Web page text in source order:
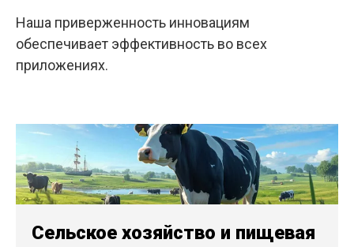
Наша приверженность инновациям
обеспечивает эффективность во всех
приложениях.
Сельское хозяйство и пищевая